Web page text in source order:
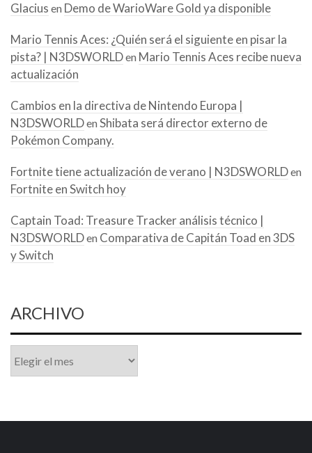
Glacius en Demo de WarioWare Gold ya disponible
Mario Tennis Aces: ¿Quién será el siguiente en pisar la
pista? | N3DSWORLDen Mario Tennis Aces recibe nueva
actualización
Cambios en la directiva de Nintendo Europa |
N3DSWORLDen Shibata será director externo de
Pokémon Company.
Fortnite tiene actualización de verano | N3DSWORLDen
Fortnite en Switch hoy
Captain Toad: Treasure Tracker análisis técnico |
N3DSWORLDen Comparativa de Capitán Toad en 3DS
y Switch
ARCHIVO